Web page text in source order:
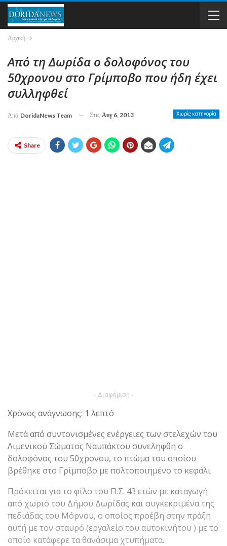
Αρχική
Από τη Δωρίδα ο δολοφόνος του
50χρονου στο Γρίμποβο που ήδη έχει
συλληφθεί
Χωρίς κατηγορία
Από DoridaNews Team Στις Αυγ 6, 2013
Share
- Διαφήμιση -
Χρόνος ανάγνωσης: 1 λεπτό
Μετά από συντονισμένες ενέργειες των στελεχών του
Λιμενικού Σώματος Ναυπάκτου συνεληφθη ο
δολοφόνος του 50χρονου, το πτώμα του οποίου
βρέθηκε στο Γρίμποβο με πολτοποιημένο το κεφάλι
Πρόκειται για το φίλο του Π.Σ. 43 ετών με καταγωγή
από χωριό του Δήμου Δωρίδας και συγκεκριμένα της
πεδιάδας του Μόρνου, ο οποίος προέβη στην πράξη
αυτή με τον σταυρό (εργαλείο του αυτοκινήτου ) με το
οποίο κατάφερε τα θανάσιμα χτυπήματα.